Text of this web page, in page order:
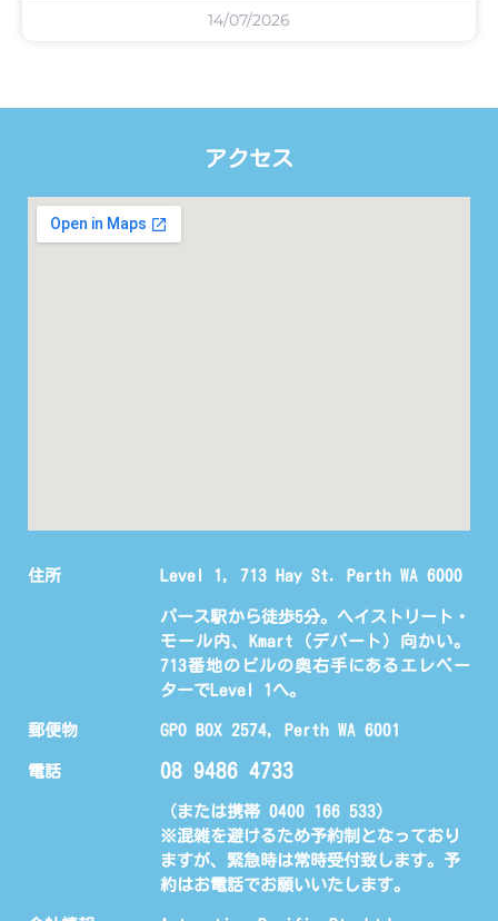
14/07/2026
アクセス
住所 Level 1, 713 Hay St. Perth WA 6000
パース駅から徒歩5分。ヘイストリート・
モール内、Kmart（デパート）向かい。
713番地のビルの奥右手にあるエレベー
ターでLevel 1へ。
郵便物 GPO BOX 2574, Perth WA 6001
電話 08 9486 4733
（または携帯 0400 166 533)
※混雑を避けるため予約制となっており
ますが、緊急時は常時受付致します。予
約はお電話でお願いいたします。